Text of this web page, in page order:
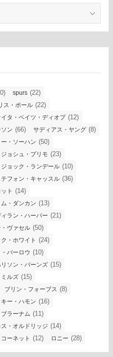
spurs (22)
ス・ポール (22)
タ・ベイツ・ディオプ(12)
ン (66) サディアス・ヤング (8)
・ソーハン (50)
ジョシュ・プリモ (23)
ジョック・ランデール (10)
テフォン・キャッスル (36)
ト (14)
ム・ダンカン (13)
ラン・ハーパー (21)
ヴァセル (50)
・ホワイト (24)
・バーロウ (10)
ソン・バーンズ (15)
ルズ (15)
ブリン・フォーブス (8)
ー・ハモン (16)
ラーナム (11)
・オルドリッジ (14)
ーネット (12) ロニー (28)